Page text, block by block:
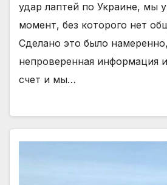
удар лаптей по Украине, мы
момент, без которого нет
Сделано это было
непроверенная информация
счет и мы…